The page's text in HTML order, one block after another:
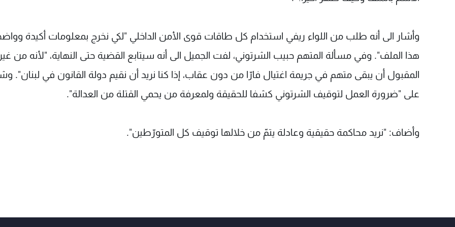
وأشار الى أنه طلب من اللواء ريفي استخدام كل طاقات قوى الأمن الداخلي "لكي نخرج بمعلومات أكيدة
هذا الملف". وفي مسألة المتهم حبيب الشرتوني، لفت الجميل الى أنه سيتابع القضية حتى النهاية، "لأنه من غير
المقبول أن يبقى متهم في جريمة اغتيال فارّا من دون عقاب، إذا كنا نريد أن نقيم دولة القانون في لبنان".
على "ضرورة العمل لتوقيف الشرتوني كشفا للحقيقة ولمعرفة من يحمي القتلة من العدالة".
وأضاف: "نريد محاكمة حقيقية وعادلة يتمّ من خلالها توقيف كل المتورّطين".